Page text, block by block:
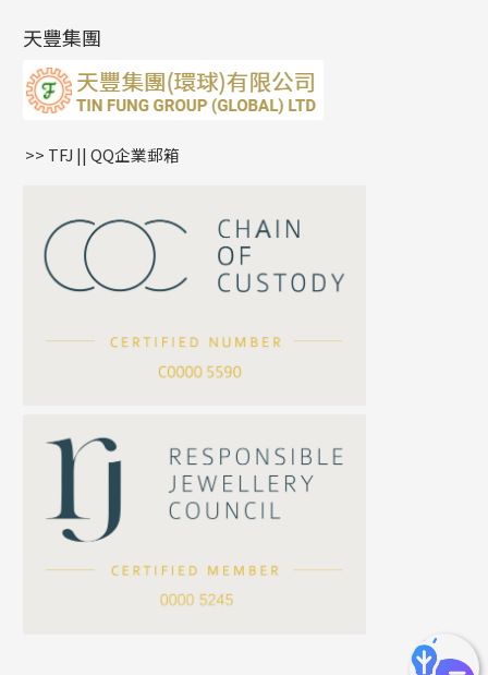
公司名稱
聯絡電話
雙十字鏈系列
水波鏈系列
蛇骨鏈系列
鏈尾系列
嘴唇鏈系列
S車花鏈系列
珍珠鏈系列
坦克鏈系列
滿天星鏈系列
方假繩鏈系列
耳環扣系列
耳綫/耳鈎系列
耳環爪頭
耳環
字母吊墜
相盒吊墜
項鏈吊墜
生肖吊墜
星座吊墜
珠扣
天豐集團
>> TFJ || QQ企業郵箱